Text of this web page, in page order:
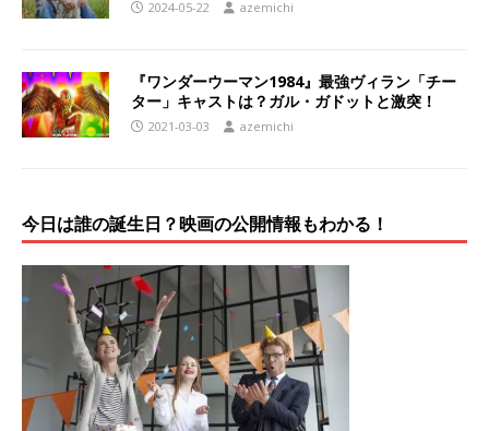
2024-05-22 azemichi
『ワンダーウーマン1984』最強ヴィラン「チー
ター」キャストは？ガル・ガドットと激突！
2021-03-03 azemichi
今日は誰の誕生日？映画の公開情報もわかる！